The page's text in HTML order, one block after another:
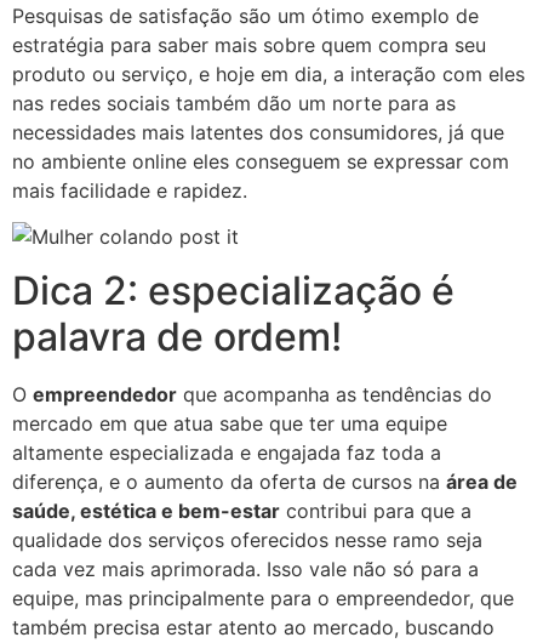
Pesquisas de satisfação são um ótimo exemplo de
estratégia para saber mais sobre quem compra seu
produto ou serviço, e hoje em dia, a interação com eles
nas redes sociais também dão um norte para as
necessidades mais latentes dos consumidores, já que
no ambiente online eles conseguem se expressar com
mais facilidade e rapidez.
Dica 2: especialização é
palavra de ordem!
O empreendedor que acompanha as tendências do
mercado em que atua sabe que ter uma equipe
altamente especializada e engajada faz toda a
diferença, e o aumento da oferta de cursos na área de
saúde, estética e bem-estar contribui para que a
qualidade dos serviços oferecidos nesse ramo seja
cada vez mais aprimorada. Isso vale não só para a
equipe, mas principalmente para o empreendedor, que
também precisa estar atento ao mercado, buscando